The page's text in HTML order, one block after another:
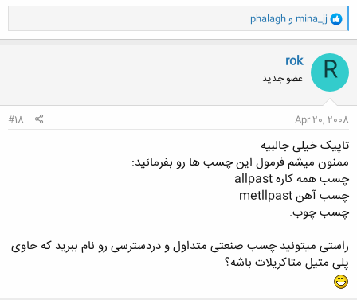
و
ا
ک
ن
ش
ه
ا
mina_jj و phalagh
R
rok
عضو جدید
Apr 20, 2008
#18
تاپیک خیلی جالبیه
ممنون میشم فرمول این چسب ها رو بفرمائید:
چسب همه کاره allpast
چسب آهن metllpast
چسب چوب.
راستی میتونید چسب صنعتی متداول و دردسترسی رو نام ببرید که حاوی
پلی متیل متاکریلات باشه؟